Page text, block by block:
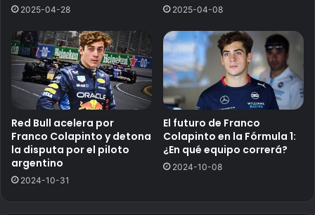
2025-04-28 2025-04-08
Red Bull acelera por
Franco Colapinto y detona
la disputa por el piloto
argentino
2024-10-31
El futuro de Franco
Colapinto en la Fórmula 1:
¿En qué equipo correrá?
2024-10-08